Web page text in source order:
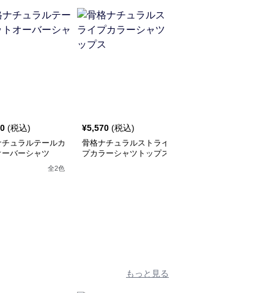
(税込)
ュラルテールカ
ーバーシャツ
全2色
¥5,570 (税込)
骨格ナチュラルストライ
プカラーシャツトップス
もっと見る